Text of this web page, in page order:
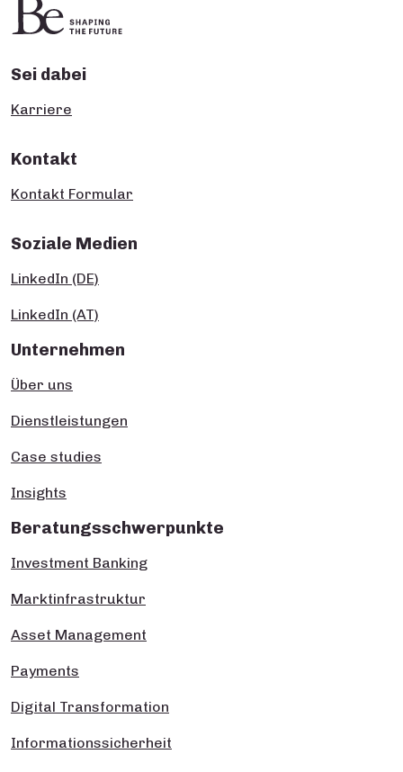
Sei dabei
Karriere
Kontakt
Kontakt Formular
Soziale Medien
LinkedIn (DE)
LinkedIn (AT)
Unternehmen
Über uns
Dienstleistungen
Case studies
Insights
Beratungsschwerpunkte
Investment Banking
Marktinfrastruktur
Asset Management
Payments
Digital Transformation
Informationssicherheit